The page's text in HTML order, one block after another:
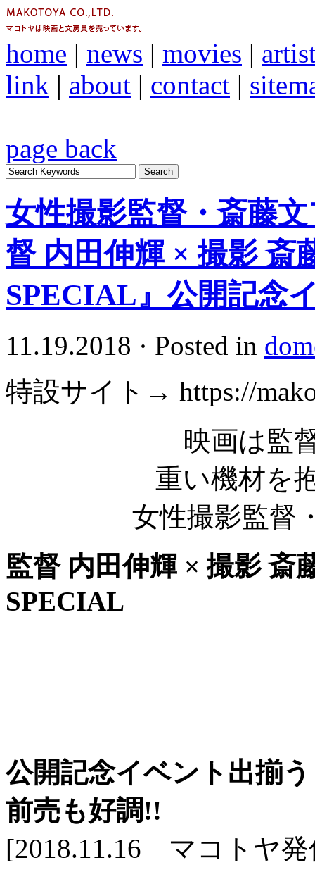
home | news | movies |
link | about | contact |
page back
女性撮影監督・斎藤
督 内田伸輝 × 撮影 斎
SPECIAL』公開記念
11.19.2018 · Posted in
特設サイト→ https://
映画は監
重い機材を
女性撮影監督
監督 内田伸輝 × 撮影 斎
SPECIAL
公開記念イベント出揃
前売も好調!!
[2018.11.16 マコトヤ発